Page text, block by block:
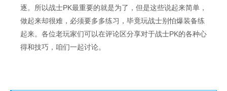
逐。所以战士PK最重要的就是为了，但是这些说起来简单，
做起来却很难，必须要多多练习，毕竟玩战士别怕爆装备练
起来。各位老玩家们可以在评论区分享对于战士PK的各种心
得和技巧，咱们一起讨论。